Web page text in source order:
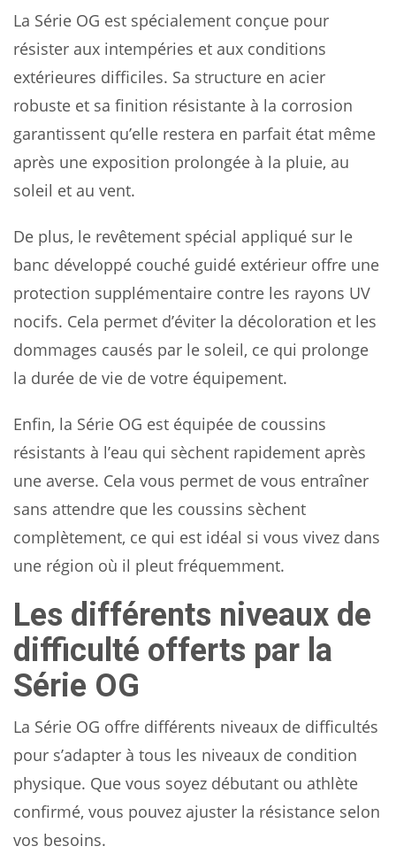
La Série OG est spécialement conçue pour
résister aux intempéries et aux conditions
extérieures difficiles. Sa structure en acier
robuste et sa finition résistante à la corrosion
garantissent qu’elle restera en parfait état même
après une exposition prolongée à la pluie, au
soleil et au vent.
De plus, le revêtement spécial appliqué sur le
banc développé couché guidé extérieur offre une
protection supplémentaire contre les rayons UV
nocifs. Cela permet d’éviter la décoloration et les
dommages causés par le soleil, ce qui prolonge
la durée de vie de votre équipement.
Enfin, la Série OG est équipée de coussins
résistants à l’eau qui sèchent rapidement après
une averse. Cela vous permet de vous entraîner
sans attendre que les coussins sèchent
complètement, ce qui est idéal si vous vivez dans
une région où il pleut fréquemment.
Les différents niveaux de
difficulté offerts par la
Série OG
La Série OG offre différents niveaux de difficultés
pour s’adapter à tous les niveaux de condition
physique. Que vous soyez débutant ou athlète
confirmé, vous pouvez ajuster la résistance selon
vos besoins.